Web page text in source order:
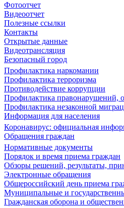
Фотоотчет
Видеоотчет
Полезные ссылки
Контакты
Открытые данные
Видеотрансляция
Безопасный город
Профилактика наркомании
Профилактика терроризма
Противодействие коррупции
Профилактика правонарушений,
Профилактика незаконной
Информация для населения
Коронавирус: официальная
Обращения граждан
Нормативные документы
Порядок и время приема граждан
Обзоры решений, результаты,
Электронные обращения
Общероссийский день приема
Муниципальные и
Гражданская оборона и